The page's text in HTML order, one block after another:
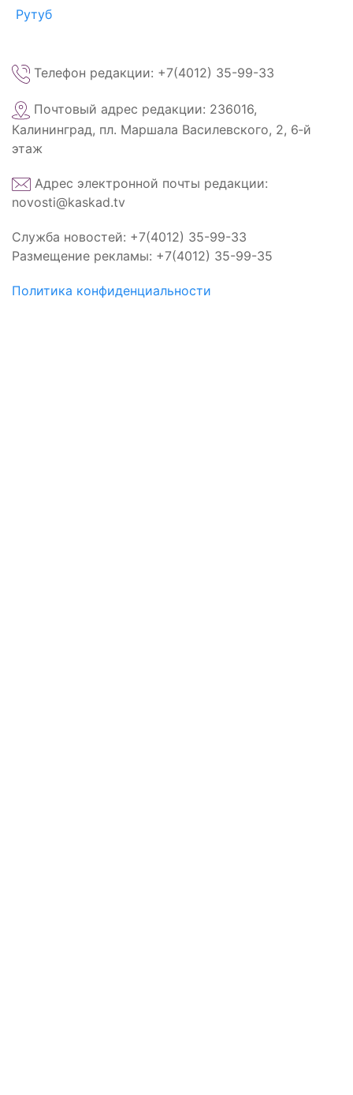
Рутуб
Телефон редакции: +7(4012) 35-99-33
Почтовый адрес редакции: 236016,
Калининград, пл. Маршала Василевского, 2, 6‑й
этаж
Адрес электронной почты редакции:
novosti@kaskad.tv
Служба новостей: +7(4012) 35-99-33
Размещение рекламы: +7(4012) 35-99-35
Политика конфиденциальности